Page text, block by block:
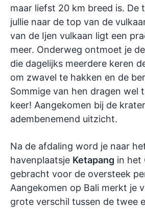
maar liefst 20 km breed is.
jullie naar de top van de
van de Ijen vulkaan ligt een
meer. Onderweg ontmoet je
die dagelijks meerdere keren
om zwavel te hakken en de
Sommige van hen dragen wel
keer! Aangekomen bij de
adembenemend uitzicht.
Na de afdaling word je naar
havenplaatsje Ketapang in het
gebracht voor de oversteek
Aangekomen op Bali merkt je
grote verschil tussen de twee